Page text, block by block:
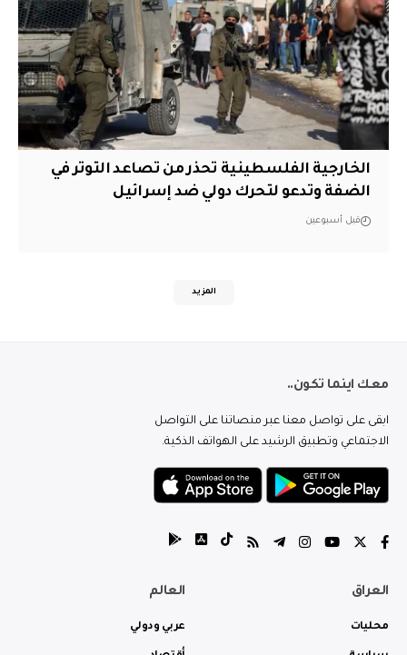
الخارجية الفلسطينية تحذر من تصاعد التوتر في
الضفة وتدعو لتحرك دولي ضد إسرائيل
قبل أسبوعين
المزيد
معك اينما تكون..
ابقى على تواصل معنا عبر منصاتنا على التواصل
الاجتماعي وتطبيق الرشيد على الهواتف الذكية.
العراق
محليات
العالم
عربي ودولي